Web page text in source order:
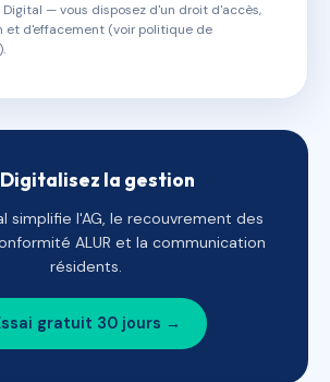
— vous disposez d'un droit d'accès,
et d'effacement (voir politique de
Digitalisez la gestion
simplifie l'AG, le recouvrement des
ALUR et la communication
résidents.
gratuit 30 jours →